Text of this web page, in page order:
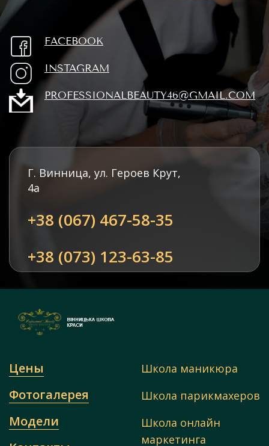
Г. Винница, ул. Героев Крут,
4а
+38 (067) 467-58-35
+38 (073) 123-63-85
FACEBOOK
INSTAGRAM
PROFESSIONALBEAUTY46@GMAIL.COM
Цены
Фотогалерея
Модели
Школа маникюра
Школа парикмахеров
Школа онлайн
маркетинга